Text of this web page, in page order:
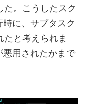
。こうしたスク
に、サブタスク
たと考えられま
用されたかまで